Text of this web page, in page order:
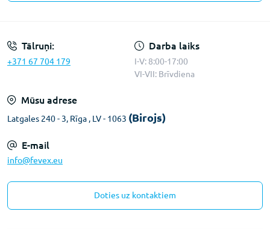
Tālruņi:
+371 67 704 179
Darba laiks
I-V: 8:00-17:00
VI-VII: Brīvdiena
Mūsu adrese
Latgales 240 - 3, Rīga , LV - 1063 (Birojs)
E-mail
info@fevex.eu
Doties uz kontaktiem